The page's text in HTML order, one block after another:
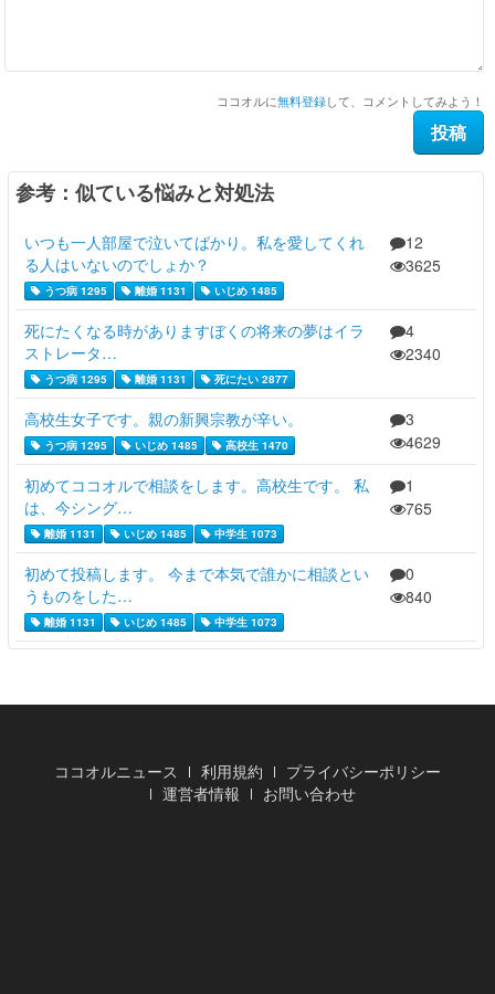
ココオルに無料登録して、コメントしてみよう！
参考：似ている悩みと対処法
いつも一人部屋で泣いてばかり。私を愛してくれ
る人はいないのでしょか？
うつ病 1295 離婚 1131 いじめ 1485
12
3625
死にたくなる時がありますぼくの将来の夢はイラ
ストレータ…
うつ病 1295 離婚 1131 死にたい 2877
4
2340
高校生女子です。親の新興宗教が辛い。
うつ病 1295 いじめ 1485 高校生 1470
3
4629
初めてココオルで相談をします。高校生です。 私
は、今シング…
離婚 1131 いじめ 1485 中学生 1073
1
765
初めて投稿します。 今まで本気で誰かに相談とい
うものをした…
離婚 1131 いじめ 1485 中学生 1073
0
840
ココオルニュース 利用規約
プライバシーポリシー
運営者情報
お問い合わせ